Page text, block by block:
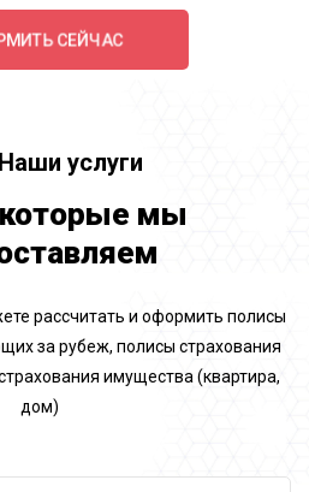
СЕЙЧАС
Наши услуги
которые мы
рассчитать и оформить полисы
за рубеж, полисы страхования
имущества (квартира,
дом)